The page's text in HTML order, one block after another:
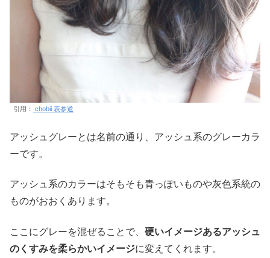
引用： chobii 表参道
アッシュグレーとは名前の通り、アッシュ系のグレーカラ
ーです。
アッシュ系のカラーはそもそも青っぽいものや灰色系統の
ものがおおくあります。
ここにグレーを混ぜることで、 硬いイメージあるアッシュ
のくすみを柔らかいイメージに変えてくれます。